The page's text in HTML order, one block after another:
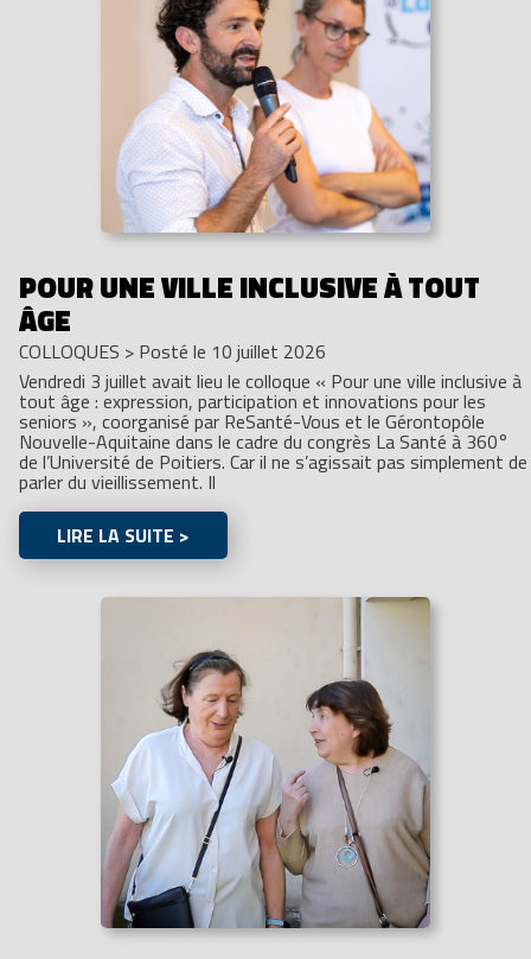
POUR UNE VILLE INCLUSIVE À TOUT
ÂGE
COLLOQUES > Posté le 10 juillet 2026
Vendredi 3 juillet avait lieu le colloque « Pour une ville inclusive à
tout âge : expression, participation et innovations pour les
seniors », coorganisé par ReSanté-Vous et le Gérontopôle
Nouvelle-Aquitaine dans le cadre du congrès La Santé à 360°
de l’Université de Poitiers. Car il ne s’agissait pas simplement de
parler du vieillissement. Il
LIRE LA SUITE >